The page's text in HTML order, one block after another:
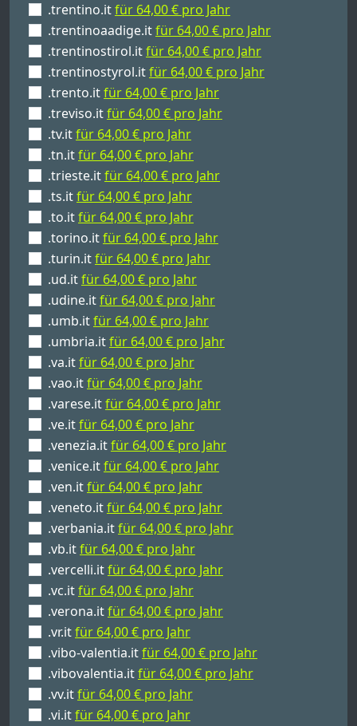
.trentino.itfür 64,00 € pro Jahr
.trentinoaadige.itfür 64,00 € pro Jahr
.trentinostirol.itfür 64,00 € pro Jahr
.trentinostyrol.itfür 64,00 € pro Jahr
.trento.itfür 64,00 € pro Jahr
.treviso.itfür 64,00 € pro Jahr
.tv.itfür 64,00 € pro Jahr
.tn.itfür 64,00 € pro Jahr
.trieste.itfür 64,00 € pro Jahr
.ts.itfür 64,00 € pro Jahr
.to.itfür 64,00 € pro Jahr
.torino.itfür 64,00 € pro Jahr
.turin.itfür 64,00 € pro Jahr
.ud.itfür 64,00 € pro Jahr
.udine.itfür 64,00 € pro Jahr
.umb.itfür 64,00 € pro Jahr
.umbria.itfür 64,00 € pro Jahr
.va.itfür 64,00 € pro Jahr
.vao.itfür 64,00 € pro Jahr
.varese.itfür 64,00 € pro Jahr
.ve.itfür 64,00 € pro Jahr
.venezia.itfür 64,00 € pro Jahr
.venice.itfür 64,00 € pro Jahr
.ven.itfür 64,00 € pro Jahr
.veneto.itfür 64,00 € pro Jahr
.verbania.itfür 64,00 € pro Jahr
.vb.itfür 64,00 € pro Jahr
.vercelli.itfür 64,00 € pro Jahr
.vc.itfür 64,00 € pro Jahr
.verona.itfür 64,00 € pro Jahr
.vr.itfür 64,00 € pro Jahr
.vibo-valentia.itfür 64,00 € pro Jahr
.vibovalentia.itfür 64,00 € pro Jahr
.vv.itfür 64,00 € pro Jahr
.vi.itfür 64,00 € pro Jahr